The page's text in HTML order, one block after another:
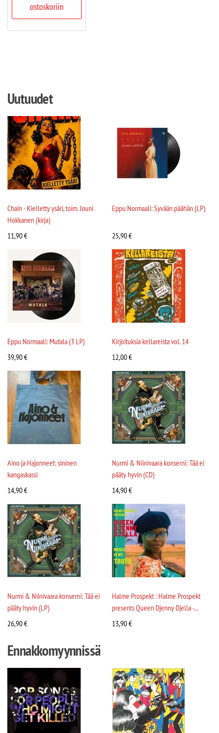
ostoskoriin
Uutuudet
Chain - Kielletty ysäri, toim. Jouni
Hokkanen (kirja)
11,90€
Eppu Normaali: Syvään päähän (LP)
25,90€
Eppu Normaali: Mutala (3 LP)
39,90€
Kirjoituksia kellareista vol. 14
12,00€
Aino ja Hajonneet: sininen
kangaskassi
14,90€
Nurmi & Niinivaara konserni: Tää ei
pääty hyvin (CD)
14,90€
Nurmi & Niinivaara konserni: Tää ei
pääty hyvin (LP)
26,90€
Halme Prospekt : Halme Prospekt
presents Queen Djenny Djella -...
13,90€
Ennakkomyynnissä